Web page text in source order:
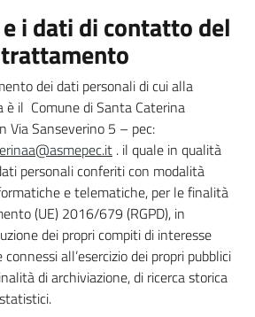
i dati di contatto del
dei dati personali di cui alla
il Comune di Santa Caterina
Via Sanseverino 5 – pec:
. il quale in qualità
personali conferiti con modalità
e telematiche, per le finalità
(UE) 2016/679 (RGPD), in
dei propri compiti di interesse
all’esercizio dei propri pubblici
di archiviazione, di ricerca storica